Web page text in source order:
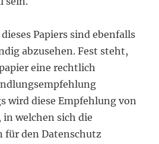
Papiers sind ebenfalls
abzusehen. Fest steht,
eine rechtlich
wird diese Empfehlung von
welchen sich die
für den Datenschutz